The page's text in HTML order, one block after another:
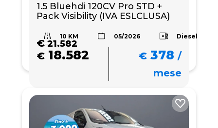
1.5 Bluehdi 120CV Pro STD +
Pack Visibility (IVA ESLCLUSA)
10 KM 05/2026 Diesel
€21.582
€ 18.582 € 378 /
mese